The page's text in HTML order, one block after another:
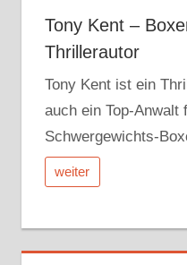
Tony Kent –
Thrillerautor
Tony Kent ist ein
auch ein Top-Anwalt
Schwergewichts-
weiter